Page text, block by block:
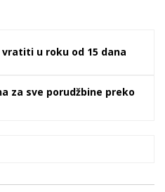
u roku od 15 dana
za sve porudžbine preko